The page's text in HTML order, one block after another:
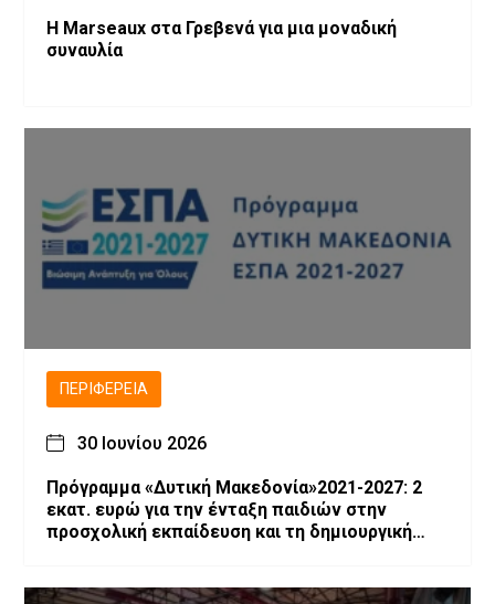
Η Marseaux στα Γρεβενά για μια μοναδική
συναυλία
ΠΕΡΙΦΈΡΕΙΑ
30 Ιουνίου 2026
Πρόγραμμα «Δυτική Μακεδονία»2021-2027: 2
εκατ. ευρώ για την ένταξη παιδιών στην
προσχολική εκπαίδευση και τη δημιουργική